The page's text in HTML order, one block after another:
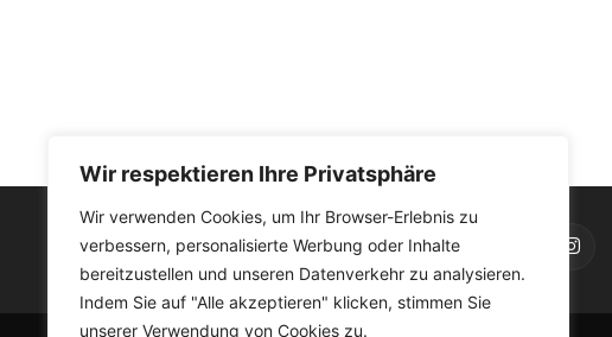
Wir respektieren Ihre Privatsphäre
Wir verwenden Cookies, um Ihr Browser-Erlebnis zu
verbessern, personalisierte Werbung oder Inhalte
bereitzustellen und unseren Datenverkehr zu analysieren.
Indem Sie auf "Alle akzeptieren" klicken, stimmen Sie
unserer Verwendung von Cookies zu.
FACEBOOK